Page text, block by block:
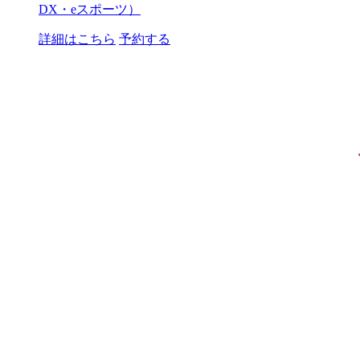
DX・eスポーツ）
詳細はこちら 予約する